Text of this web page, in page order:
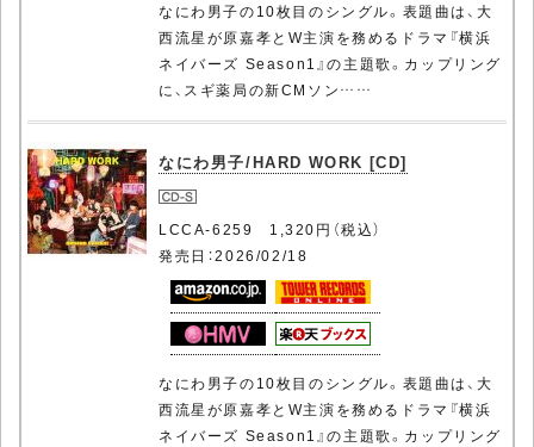
なにわ男子の10枚目のシングル。表題曲は、大
西流星が原嘉孝とW主演を務めるドラマ『横浜
ネイバーズ Season1』の主題歌。カップリング
に、スギ薬局の新CMソン……
なにわ男子/HARD WORK [CD]
LCCA-6259 1,320円（税込）
発売日：2026/02/18
なにわ男子の10枚目のシングル。表題曲は、大
西流星が原嘉孝とW主演を務めるドラマ『横浜
ネイバーズ Season1』の主題歌。カップリング